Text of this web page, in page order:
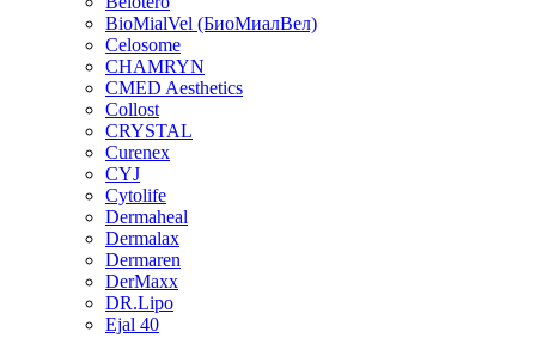
BioMialVel (БиоМиалВел)
Celosome
CHAMRYN
CMED Aesthetics
Collost
CRYSTAL
Curenex
CYJ
Cytolife
Dermaheal
Dermalax
Dermaren
DerMaxx
DR.Lipo
Ejal 40